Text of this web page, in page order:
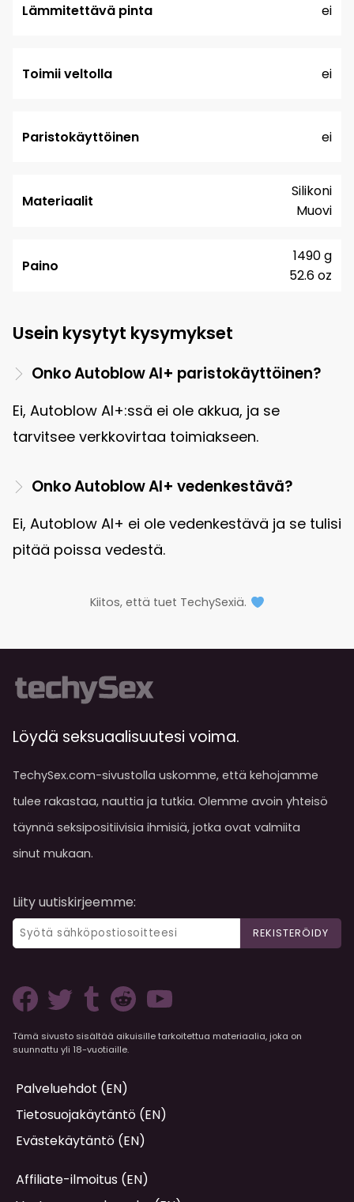
Lämmitettävä pinta ei
Toimii veltolla ei
Paristokäyttöinen ei
Materiaalit
Silikoni
Muovi
Paino
52.6 oz
1490 g
Usein kysytyt kysymykset
Onko Autoblow AI+ paristokäyttöinen?
Ei, Autoblow AI+:ssä ei ole akkua, ja se
tarvitsee verkkovirtaa toimiakseen.
Onko Autoblow AI+ vedenkestävä?
Ei, Autoblow AI+ ei ole vedenkestävä ja se tulisi
pitää poissa vedestä.
Kiitos, että tuet TechySexiä.
Löydä seksuaalisuutesi voima.
TechySex.com-sivustolla uskomme, että kehojamme
tulee rakastaa, nauttia ja tutkia. Olemme avoin yhteisö
täynnä seksipositiivisia ihmisiä, jotka ovat valmiita
sinut mukaan.
Liity uutiskirjeemme:
REKISTERÖIDY
Tämä sivusto sisältää aikuisille tarkoitettua materiaalia, joka on
suunnattu yli 18-vuotiaille.
Palveluehdot (EN)
Tietosuojakäytäntö (EN)
Evästekäytäntö (EN)
Affiliate-ilmoitus (EN)